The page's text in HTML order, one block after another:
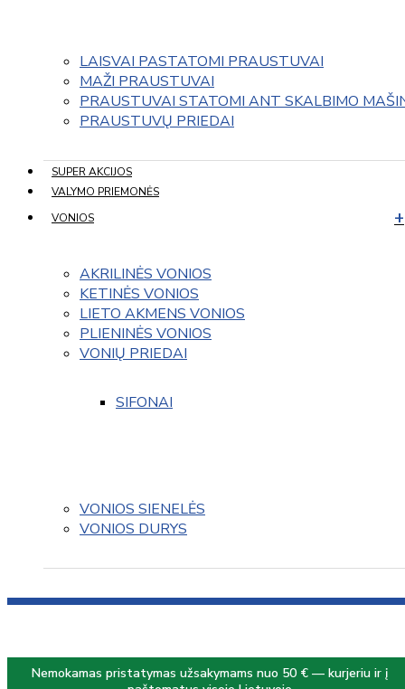
LAISVAI PASTATOMI PRAUSTUVAI
MAŽI PRAUSTUVAI
PRAUSTUVAI STATOMI ANT SKALBIMO
PRAUSTUVŲ PRIEDAI
SUPER AKCIJOS
VALYMO PRIEMONĖS
VONIOS
AKRILINĖS VONIOS
KETINĖS VONIOS
LIETO AKMENS VONIOS
PLIENINĖS VONIOS
VONIŲ PRIEDAI
SIFONAI
VONIOS SIENELĖS
VONIOS DURYS
Nemokamas pristatymas užsakymams nuo 50 € — kurjeriu ir į